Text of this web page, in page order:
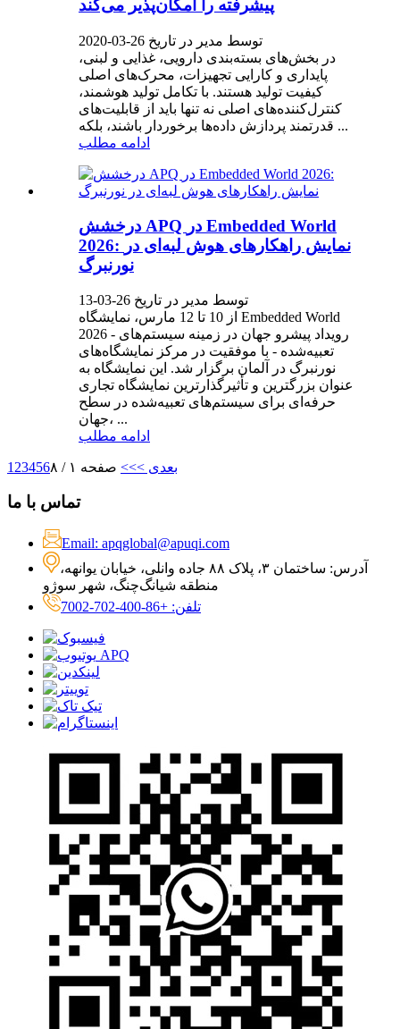
پیشرفته را امکان‌پذیر می‌کند
توسط مدیر در تاریخ 26-03-2020
در بخش‌های بسته‌بندی دارویی، غذایی و لبنی،
پایداری و کارایی تجهیزات، محرک‌های اصلی
کیفیت تولید هستند. با تکامل تولید هوشمند،
کنترل‌کننده‌های اصلی نه تنها باید از قابلیت‌های
قدرتمند پردازش داده‌ها برخوردار باشند، بلکه ...
ادامه مطلب
درخشش APQ در Embedded World
2026: نمایش راهکارهای هوش لبه‌ای در
نورنبرگ
توسط مدیر در تاریخ 26-03-13
از 10 تا 12 مارس، نمایشگاه Embedded World
2026 - رویداد پیشرو جهان در زمینه سیستم‌های
تعبیه‌شده - با موفقیت در مرکز نمایشگاه‌های
نورنبرگ در آلمان برگزار شد. این نمایشگاه به
عنوان بزرگترین و تأثیرگذارترین نمایشگاه تجاری
حرفه‌ای برای سیستم‌های تعبیه‌شده در سطح
جهان، ...
ادامه مطلب
1 23456 بعدی >>> صفحه ۱ / ۸
تماس با ما
Email: apqglobal@apuqi.com
آدرس: ساختمان ۳، پلاک ۸۸ جاده وانلی، خیابان یوانهه،
منطقه شیانگ‌چنگ، شهر سوژو
تلفن: +86-400-702-7002